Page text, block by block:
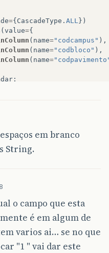
={ CascadeType . ALL })
( value={
( name="codcampus" ),
( name="codbloco" ),
( name=
;
em branco
String.
o campo que esta
é em algum de
varios ai… se no que
"1 " vai dar este